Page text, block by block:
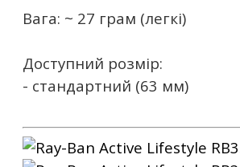
Вага: ~ 27 грам (легкі)
Доступний розмір:
- стандартний (63 мм)